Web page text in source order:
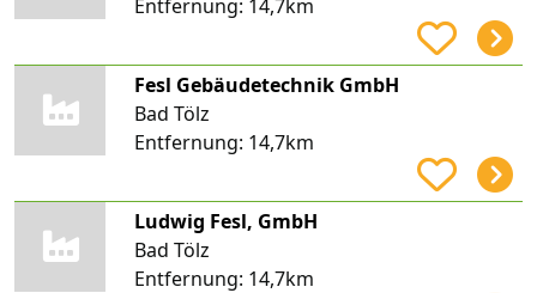
Entfernung: 14,7km
Fesl Gebäudetechnik GmbH
Bad Tölz
Entfernung: 14,7km
Ludwig Fesl, GmbH
Bad Tölz
Entfernung: 14,7km